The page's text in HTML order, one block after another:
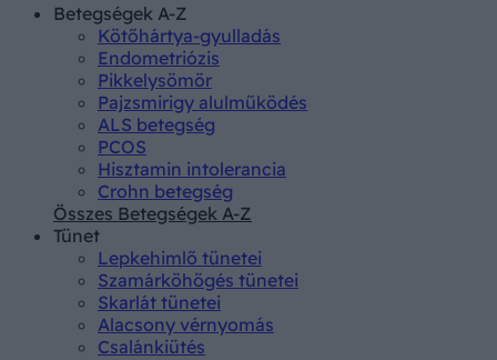
Betegségek A-Z
Kötőhártya-gyulladás
Endometriózis
Pikkelysömör
Pajzsmirigy alulműködés
ALS betegség
PCOS
Hisztamin intolerancia
Crohn betegség
Összes Betegségek A-Z
Tünet
Lepkehimlő tünetei
Szamárköhögés tünetei
Skarlát tünetei
Alacsony vérnyomás
Csalánkiütés